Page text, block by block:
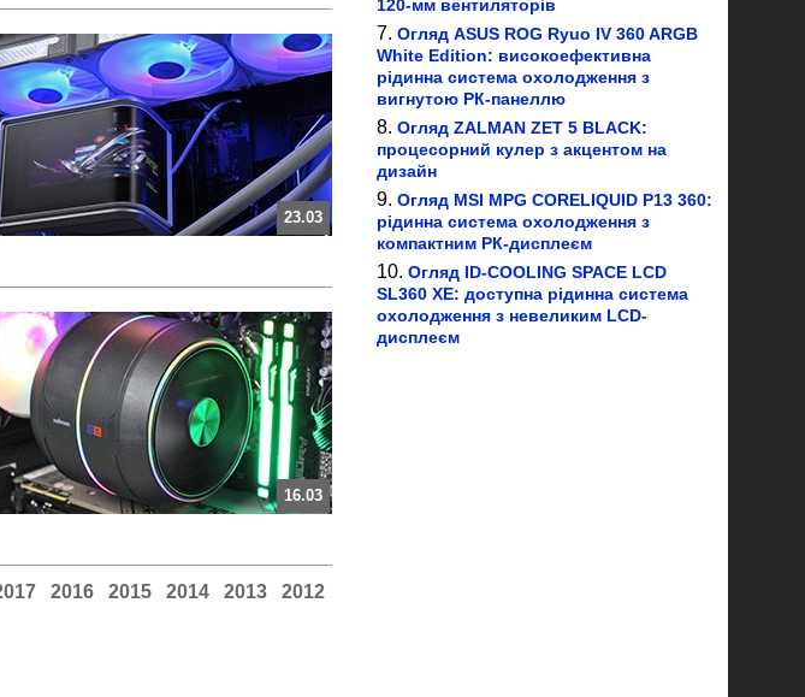
23.03
16.03
2016 2015 2014 2013
2012
120-мм вентиляторів
Огляд ASUS ROG Ryuo IV 360 ARGB
White Edition: високоефективна
рідинна система охолодження з
вигнутою РК-панеллю
Огляд ZALMAN ZET 5 BLACK:
процесорний кулер з акцентом на
дизайн
Огляд MSI MPG CORELIQUID P13 360:
рідинна система охолодження з
компактним РК-дисплеєм
Огляд ID-COOLING SPACE LCD
SL360 XE: доступна рідинна система
охолодження з невеликим LCD-
дисплеєм